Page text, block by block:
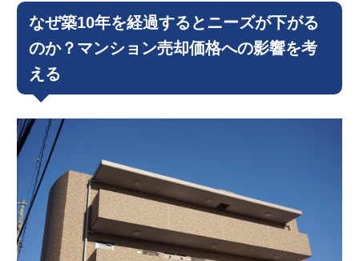
なぜ築10年を経過するとニーズが下がる
のか？マンション売却価格への影響を考
える